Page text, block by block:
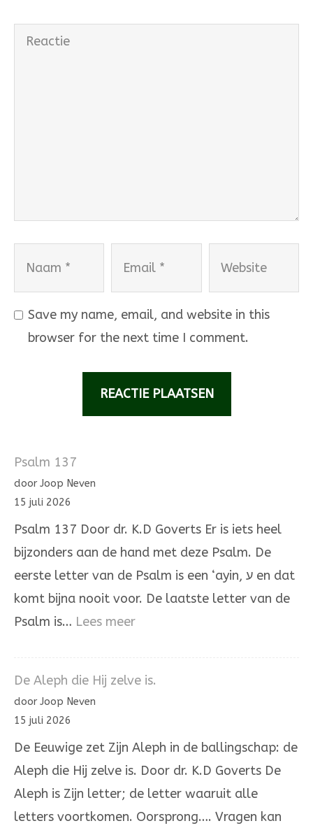
Reactie
Save my name, email, and website in this
browser for the next time I comment.
Psalm 137
door Joop Neven
15 juli 2026
Psalm 137 Door dr. K.D Goverts Er is iets heel
bijzonders aan de hand met deze Psalm. De
eerste letter van de Psalm is een ‘ayin, ע en dat
komt bijna nooit voor. De laatste letter van de
Psalm is… Lees meer:
De Aleph die Hij zelve is.
door Joop Neven
15 juli 2026
De Eeuwige zet Zijn Aleph in de ballingschap: de
Aleph die Hij zelve is. Door dr. K.D Goverts De
Aleph is Zijn letter; de letter waaruit alle
letters voortkomen. Oorsprong…. Vragen kan